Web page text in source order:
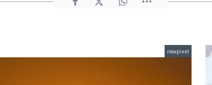
rawpixel